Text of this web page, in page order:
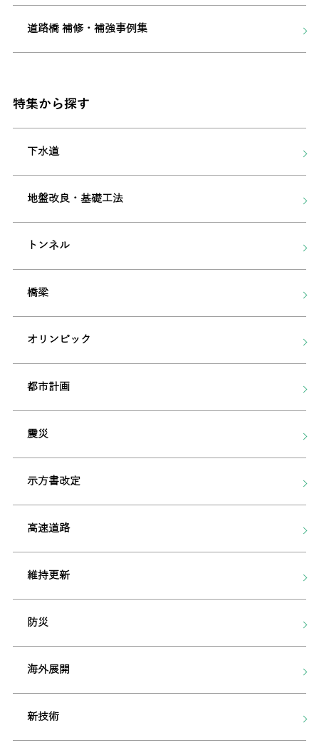
道路橋 補修・補強事例集
特集から探す
下水道
地盤改良・基礎工法
トンネル
橋梁
オリンピック
都市計画
震災
示方書改定
高速道路
維持更新
防災
海外展開
新技術